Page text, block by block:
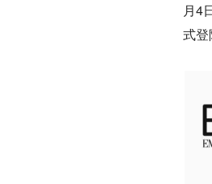
月4
式登